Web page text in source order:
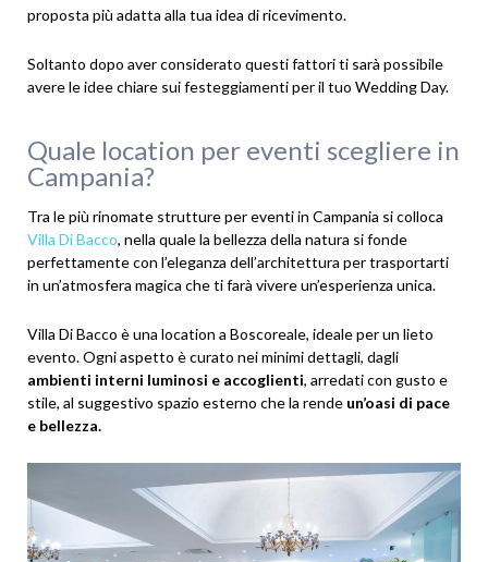
proposta più adatta alla tua idea di ricevimento.
Soltanto dopo aver considerato questi fattori ti sarà possibile
avere le idee chiare sui festeggiamenti per il tuo Wedding Day.
Quale location per eventi scegliere in
Campania?
Tra le più rinomate strutture per eventi in Campania si colloca
Villa Di Bacco, nella quale la bellezza della natura si fonde
perfettamente con l’eleganza dell’architettura per trasportarti
in un’atmosfera magica che ti farà vivere un’esperienza unica.
Villa Di Bacco è una location a Boscoreale, ideale per un lieto
evento. Ogni aspetto è curato nei minimi dettagli, dagli
ambienti interni luminosi e accoglienti, arredati con gusto e
stile, al suggestivo spazio esterno che la rende un’oasi di pace
e bellezza.